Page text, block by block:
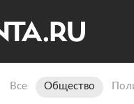
Все Общество